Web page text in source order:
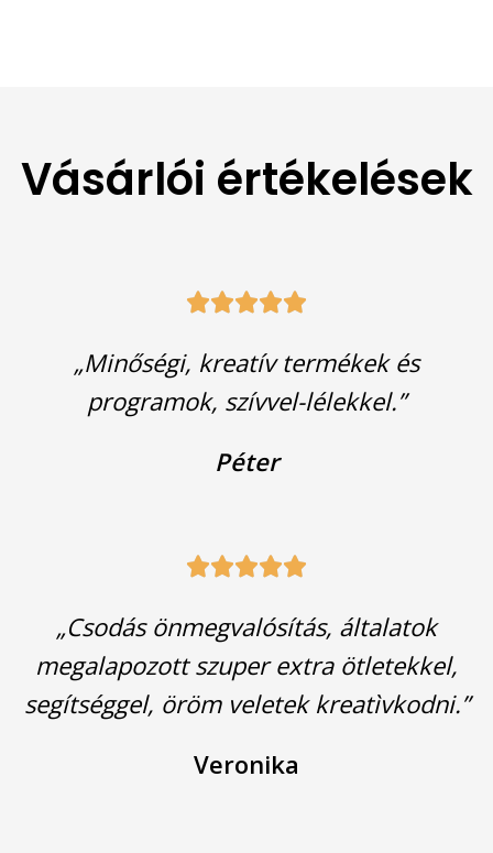
Vásárlói értékelések

„Minőségi, kreatív termékek és
programok, szívvel-lélekkel.”
Péter

„Csodás önmegvalósítás, általatok
megalapozott szuper extra ötletekkel,
segítséggel, öröm veletek kreatìvkodni.”
Veronika